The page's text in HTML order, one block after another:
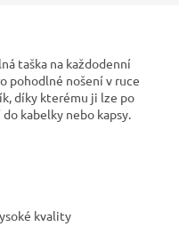
taška na každodenní
pohodlné nošení v ruce
díky kterému ji lze po
kabelky nebo kapsy.
kvality